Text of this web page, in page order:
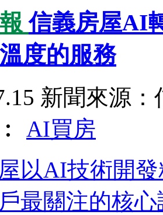
信義房屋AI
度的服務
新聞來源：
AI買房
以AI技術開
最關注的核